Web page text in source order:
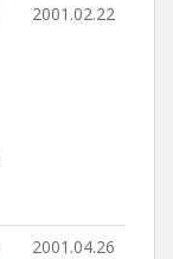
2001.02.22
2001.04.26